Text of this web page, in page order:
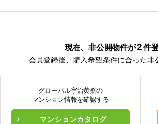
現在、非公開物件が2件
会員登録後、購入希望条件に合った非
グローバル宇治黄檗の
マンション情報を確認する
マンションカタログ